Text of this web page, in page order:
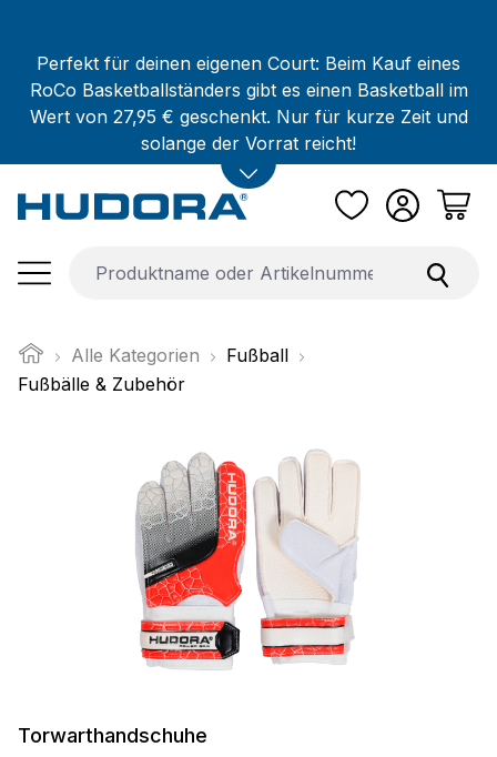
Perfekt für deinen eigenen Court: Beim Kauf eines
RoCo Basketballständers gibt es einen Basketball im
Wert von 27,95 € geschenkt. Nur für kurze Zeit und
solange der Vorrat reicht!
Alle Kategorien
Fußball
Fußbälle & Zubehör
Bildergalerie überspringen
Torwarthandschuhe